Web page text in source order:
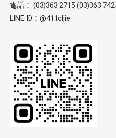
電話： (03)363 2715 (03)363
LINE ID：@411cljie